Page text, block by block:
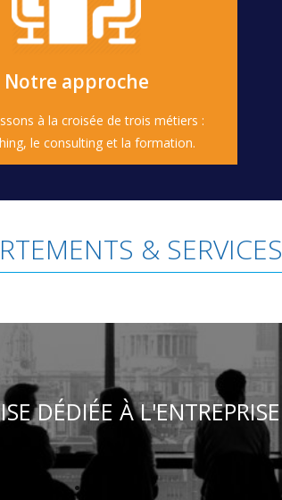
Notre approche
à la croisée de trois métiers :
le consulting et la formation.
Innovante
de l'accompagnement [...]
& SERVICES
DÉDIÉE À L'ENTREPRISE